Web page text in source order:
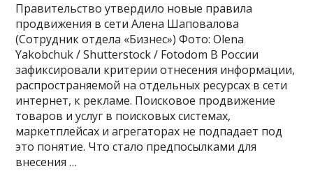
Правительство утвердило новые правила
продвижения в сети Алена Шаповалова
(Сотрудник отдела «‎Бизнес») Фото: Olena
Yakobchuk / Shutterstock / Fotodom В России
зафиксировали критерии отнесения информации,
распространяемой на отдельных ресурсах в сети
интернет, к рекламе. Поисковое продвижение
товаров и услуг в поисковых системах,
маркетплейсах и агрегаторах не подпадает под
это понятие. Что стало предпосылками для
внесения …